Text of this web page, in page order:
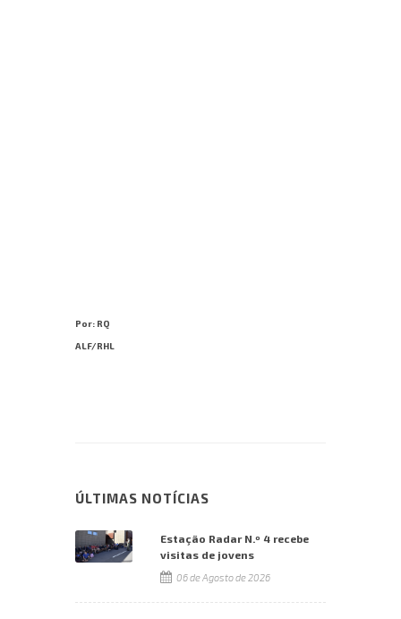
Por: RQ
ALF/RHL
ÚLTIMAS NOTÍCIAS
Estação Radar N.º 4 recebe
visitas de jovens
06 de Agosto de 2026